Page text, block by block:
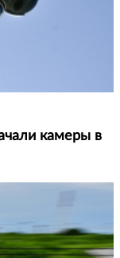
камеры в